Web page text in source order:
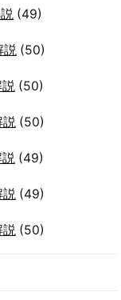
(49)
説(50)
(50)
説(50)
(49)
説(49)
説(50)